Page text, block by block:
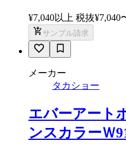
¥7,040以上 税抜¥7,040
サンプル請求
メーカー
タカショー
エバーアート
ンスカラーＷ